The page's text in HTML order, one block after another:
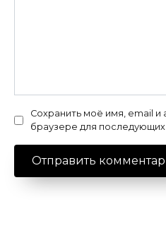
Сохранить моё имя, email и
браузере для